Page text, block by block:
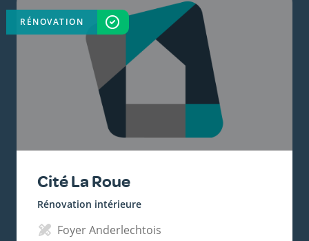
Cité La Roue
Rénovation intérieure
Foyer Anderlechtois
RÉNOVATION TERMINÉ